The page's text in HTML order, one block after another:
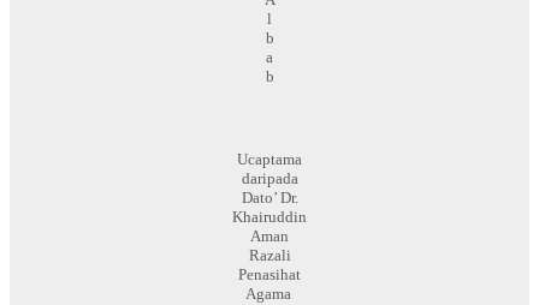
l
b
a
b
Ucaptama
daripada
Dato’ Dr.
Khairuddin
Aman
Razali
Penasihat
Agama